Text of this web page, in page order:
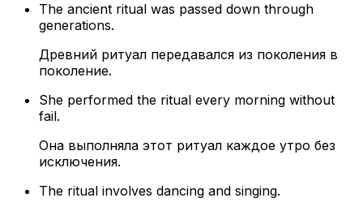
The ancient ritual was passed down through
generations.
Древний ритуал передавался из поколения в
поколение.
She performed the ritual every morning without
fail.
Она выполняла этот ритуал каждое утро без
исключения.
The ritual involves dancing and singing.